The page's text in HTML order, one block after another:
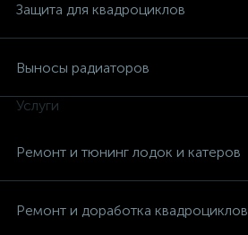
Защита для квадроциклов
Выносы радиаторов
Услуги
Ремонт и тюнинг лодок и катеров
Ремонт и доработка квадроциклов